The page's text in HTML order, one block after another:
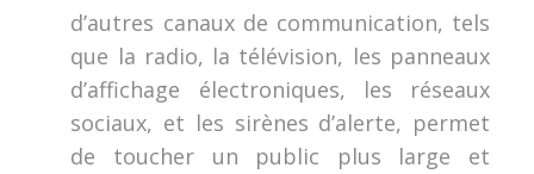
d’autres canaux de communication, tels
que la radio, la télévision, les panneaux
d’affichage électroniques, les réseaux
sociaux, et les sirènes d’alerte, permet
de toucher un public plus large et